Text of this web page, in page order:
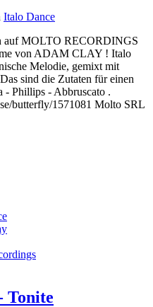
Italo Dance
auf MOLTO RECORDINGS
von ADAM CLAY ! Italo
Melodie, gemixt mit
sind die Zutaten für einen
- Phillips - Abbruscato .
butterfly/1571081 Molto SRL
Tonite